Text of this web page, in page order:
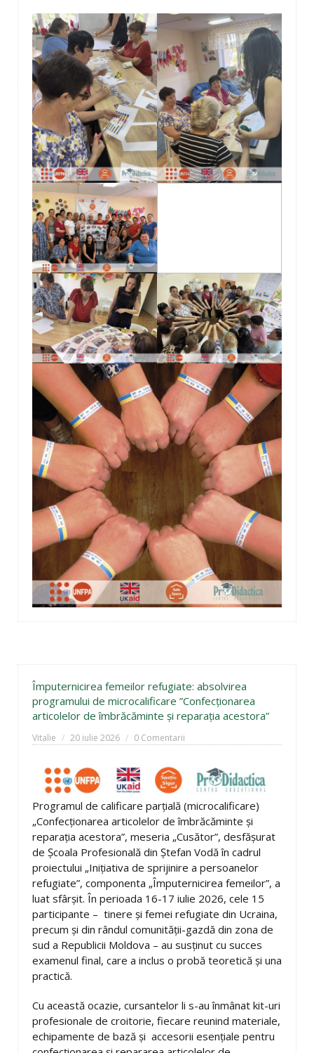
Împuternicirea femeilor refugiate: absolvirea
programului de microcalificare ”Confecționarea
articolelor de îmbrăcăminte și reparația acestora”
Vitalie 20 iulie 2026 0 Comentarii
Programul de calificare parțială (microcalificare)
„Confecționarea articolelor de îmbrăcăminte și
reparația acestora”, meseria „Cusător”, desfășurat
de Școala Profesională din Ștefan Vodă în cadrul
proiectului „Inițiativa de sprijinire a persoanelor
refugiate”, componenta „Împuternicirea femeilor”, a
luat sfârșit. În perioada 16-17 iulie 2026, cele 15
participante – tinere și femei refugiate din Ucraina,
precum și din rândul comunității-gazdă din zona de
sud a Republicii Moldova – au susținut cu succes
examenul final, care a inclus o probă teoretică și una
practică.
Cu această ocazie, cursantelor li s-au înmânat kit-uri
profesionale de croitorie, fiecare reunind materiale,
echipamente de bază și accesorii esențiale pentru